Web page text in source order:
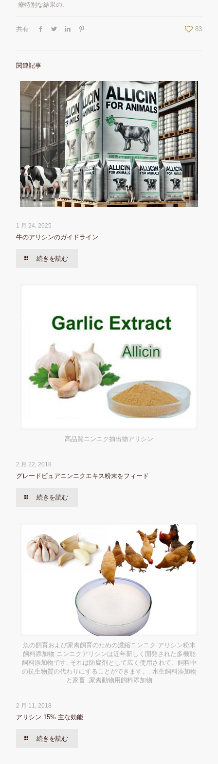
療特別な結果の.
共有 83
関連記事
1 月 24, 2025
牛のアリシンのガイドライン
続きを読む
高品質ニンニク抽出物アリシン
2 月 22, 2018
グレードピュアニンニクエキス粉末をフィード
続きを読む
魚の飼育および家禽飼育のための濃縮ニンニク アリシン粉末
飼料添加物 ニンニクアリシンは近年新しく開発された多機能
飼料添加物です. それは防腐剤として広く使用されて、飼料中
の抗生物質の代わりにすることができます。. 水生飼料添加物
と家畜 ,家禽動物用飼料添加物
2 月 11, 2018
アリシン 15% 主な効能
続きを読む